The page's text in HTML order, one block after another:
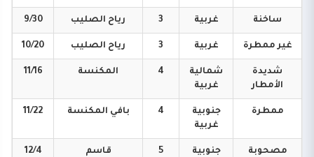
ساخنة غربية 3 رياح الصليب 9/30
غير ممطرة غربية 3 رياح الصليب 10/20
شديدة
الأمطار
شمالية
غربية
4 المكنسة 11/16
ممطرة
جنوبية
غربية
4 بافي المكنسة 11/22
مصحوبة
جنوبية
5 قاسم 12/4